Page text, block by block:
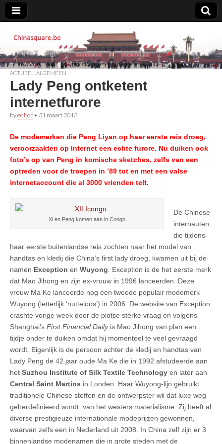
Chinasquare.be
ACTUEEL ALGEMEEN
Lady Peng ontketent
internetfurore
byeditor • 31 maart 2013
De modemerken die Peng Liyan op haar eerste reis droeg,
veroorzaakten op Internet een echte furore. Nu duiken ook
foto’s op van Peng in komische sketches, zelfs van een
optreden voor de troepen in ’89 tot en met een valse
internetaccount die al 3000 vrienden telt.
Xi en Peng komen aan in Congo
De Chinese
internauten
die tijdens
haar eerste buitenlandse reis zochten naar het model van
handtas en kledij die China’s first lady droeg, kwamen uit bij de
namen Exception en Wuyong . Exception is de het eerste merk
dat Mao Jihong en zijn ex-vrouw in 1996 lanceerden. Deze
vrouw Ma Ke lanceerde nog een tweede populair modemerk
Wuyong (letterlijk ‘nutteloos’) in 2006. De website van Exception
crashte vorige week door de plotse sterke vraag en volgens
Shanghai’s First Financial Dailyis Mao Jihong van plan een
tijdje onder te duiken omdat hij momenteel te veel gevraagd
wordt. Eigenlijk is de persoon achter de kledij en handtas van
Lady Peng de 42 jaar oude Ma Ke die in 1992 afstudeerde aan
het Suzhou Institute of Silk Textile Technology en later aan
Central Saint Martins in Londen. Haar Wuyong-lijn gebruikt
traditionele Chinese stoffen en de ontwerpster wil dat luxe weg
geherdefinieerd wordt van het westers materialisme. Zij heeft al
diverse prestigieuze internationale modeprijzen gewonnen,
waarvan zelfs een in Nederland uit 2008. In China zelf zijn er 3
binnenlandse modenamen die in grote steden met de